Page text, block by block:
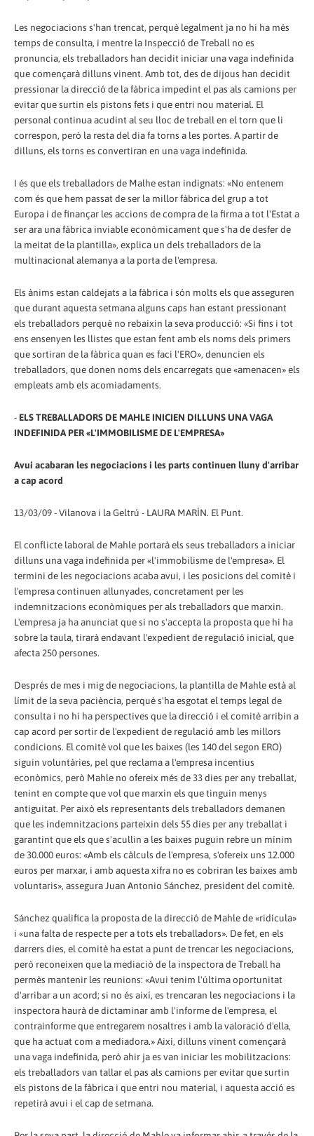
Les negociacions s'han trencat, perquè legalment ja no hi ha més
temps de consulta, i mentre la Inspecció de Treball no es
pronuncia, els treballadors han decidit iniciar una vaga indefinida
que començarà dilluns vinent. Amb tot, des de dijous han decidit
pressionar la direcció de la fàbrica impedint el pas als camions per
evitar que surtin els pistons fets i que entri nou material. El
personal continua acudint al seu lloc de treball en el torn que li
correspon, però la resta del dia fa torns a les portes. A partir de
dilluns, els torns es convertiran en una vaga indefinida.
I és que els treballadors de Malhe estan indignats: «No entenem
com és que hem passat de ser la millor fàbrica del grup a tot
Europa i de finançar les accions de compra de la firma a tot l'Estat a
ser ara una fàbrica inviable econòmicament que s'ha de desfer de
la meitat de la plantilla», explica un dels treballadors de la
multinacional alemanya a la porta de l'empresa.
Els ànims estan caldejats a la fàbrica i són molts els que asseguren
que durant aquesta setmana alguns caps han estant pressionant
els treballadors perquè no rebaixin la seva producció: «Si fins i tot
ens ensenyen les llistes que estan fent amb els noms dels primers
que sortiran de la fàbrica quan es faci l'ERO», denuncien els
treballadors, que donen noms dels encarregats que «amenacen» els
empleats amb els acomiadaments.
- ELS TREBALLADORS DE MAHLE INICIEN DILLUNS UNA VAGA
INDEFINIDA PER «L'IMMOBILISME DE L'EMPRESA»
Avui acabaran les negociacions i les parts continuen lluny d'arribar
a cap acord
13/03/09 - Vilanova i la Geltrú - LAURA MARÍN. El Punt.
El conflicte laboral de Mahle portarà els seus treballadors a iniciar
dilluns una vaga indefinida per «l'immobilisme de l'empresa». El
termini de les negociacions acaba avui, i les posicions del comitè i
l'empresa continuen allunyades, concretament per les
indemnitzacions econòmiques per als treballadors que marxin.
L'empresa ja ha anunciat que si no s'accepta la proposta que hi ha
sobre la taula, tirarà endavant l'expedient de regulació inicial, que
afecta 250 persones.
Després de mes i mig de negociacions, la plantilla de Mahle està al
límit de la seva paciència, perquè s'ha esgotat el temps legal de
consulta i no hi ha perspectives que la direcció i el comitè arribin a
cap acord per sortir de l'expedient de regulació amb les millors
condicions. El comitè vol que les baixes (les 140 del segon ERO)
siguin voluntàries, pel que reclama a l'empresa incentius
econòmics, però Mahle no ofereix més de 33 dies per any treballat,
tenint en compte que vol que marxin els que tinguin menys
antiguitat. Per això els representants dels treballadors demanen
que les indemnitzacions parteixin dels 55 dies per any treballat i
garantint que els que s'acullin a les baixes puguin rebre un mínim
de 30.000 euros: «Amb els càlculs de l'empresa, s'ofereix uns 12.000
euros per marxar, i amb aquesta xifra no es cobriran les baixes amb
voluntaris», assegura Juan Antonio Sánchez, president del comitè.
Sánchez qualifica la proposta de la direcció de Mahle de «ridícula»
i «una falta de respecte per a tots els treballadors». De fet, en els
darrers dies, el comitè ha estat a punt de trencar les negociacions,
però reconeixen que la mediació de la inspectora de Treball ha
permès mantenir les reunions: «Avui tenim l'última oportunitat
d'arribar a un acord; si no és així, es trencaran les negociacions i la
inspectora haurà de dictaminar amb l'informe de l'empresa, el
contrainforme que entregarem nosaltres i amb la valoració d'ella,
que ha actuat com a mediadora.» Així, dilluns vinent començarà
una vaga indefinida, però ahir ja es van iniciar les mobilitzacions:
els treballadors van tallar el pas als camions per evitar que surtin
els pistons de la fàbrica i que entri nou material, i aquesta acció es
repetirà avui i el cap de setmana.